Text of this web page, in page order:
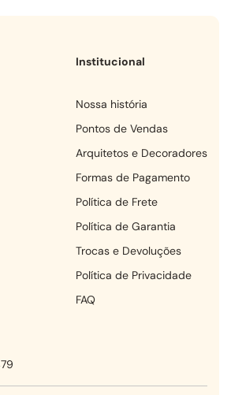
Institucional
Nossa história
Pontos de Vendas
Arquitetos e Decoradores
Formas de Pagamento
Política de Frete
Política de Garantia
Trocas e Devoluções
Política de Privacidade
FAQ